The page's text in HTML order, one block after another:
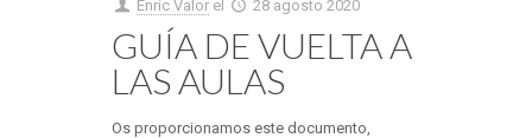
Enric Valor el 28 agosto 2020
GUÍA DE VUELTA A
LAS AULAS
Os proporcionamos este documento,